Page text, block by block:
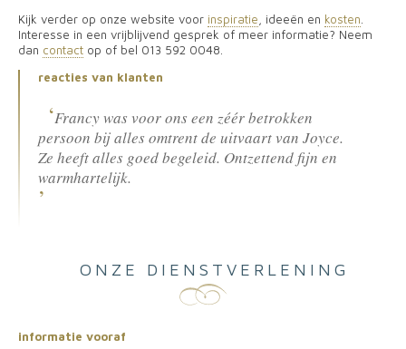
Kijk verder op onze website voor inspiratie , ideeën en kosten
Interesse in een vrijblijvend gesprek of meer informatie? Neem
dan contact op of bel 013 592 0048.
reacties van klanten
Francy was voor ons een zéér betrokken
persoon bij alles omtrent de uitvaart van Joyce.
Ze heeft alles goed begeleid. Ontzettend fijn en
warmhartelijk.
ONZE DIENSTVERLENING
informatie vooraf